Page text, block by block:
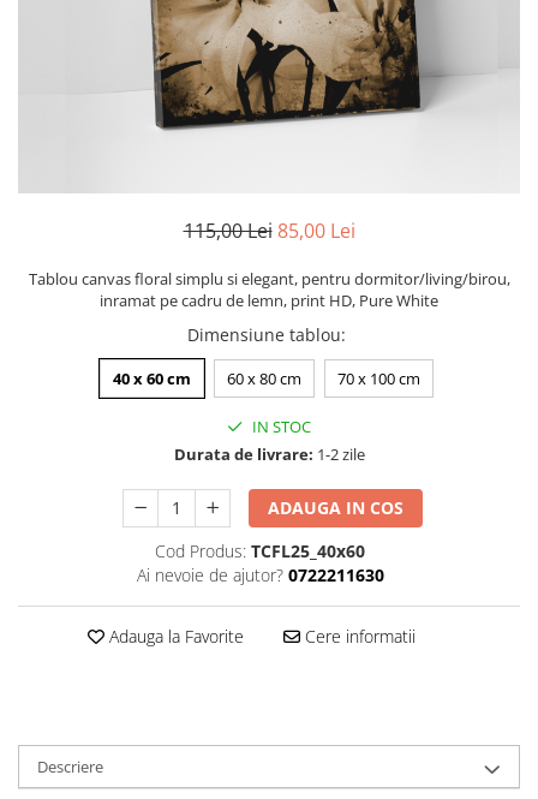
Zodia Scorpion
Tricou personalizat cu imaginea
sau textul tau
Tricouri mamici
Tricouri pescari
Tricouri gameri
Tricouri music is life
Tricouri sporturi de iarna
Tricouri snowboard
Tricouri cadou 20 ani
Tablouri PVC copii
115,00 Lei 85,00 Lei
Tablou canvas floral simplu si elegant, pentru dormitor/living/birou,
inramat pe cadru de lemn, print HD, Pure White
Dimensiune tablou:
40 x 60 cm 60 x 80 cm 70 x 100 cm
IN STOC
Durata de livrare: 1-2 zile
ADAUGA IN COS
Cod Produs: TCFL25_40x60
Ai nevoie de ajutor? 0722211630
Adauga la Favorite Cere informatii
Descriere